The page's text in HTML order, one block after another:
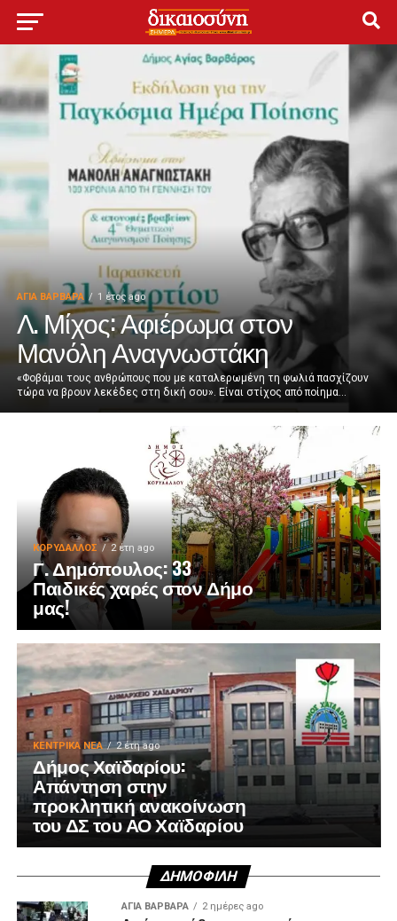
ΑΓΙΑ ΒΑΡΒΑΡΑ 1 έτος ago
Λ. Μίχος: Αφιέρωμα στον
Μανόλη Αναγνωστάκη
«Φοβάμαι τους ανθρώπους που με καταλερωμένη τη φωλιά πασχίζουν
τώρα να βρουν λεκέδες στη δική σου». Είναι στίχος από ποίημα...
ΚΟΡΥΔΑΛΛΟΣ 2 έτη ago
Γ. Δημόπουλος: 33
Παιδικές χαρές στον Δήμο
μας!
ΚΕΝΤΡΙΚΑ ΝΕΑ 2 έτη ago
Δήμος Χαϊδαρίου:
Απάντηση στην
προκλητική ανακοίνωση
του ΔΣ του ΑΟ Χαϊδαρίου
ΔΗΜΟΦΙΛΉ
ΑΓΙΑ ΒΑΡΒΑΡΑ 2 ημέρες ago